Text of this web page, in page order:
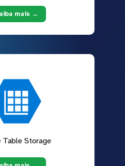
mais →
Table Storage